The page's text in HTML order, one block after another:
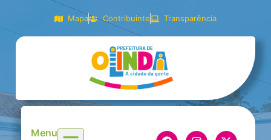
Mapa Contribuinte Transparência
Menu